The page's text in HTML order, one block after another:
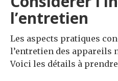
l’entretien
Les aspects pratiques
l’entretien des appareils
Voici les détails à